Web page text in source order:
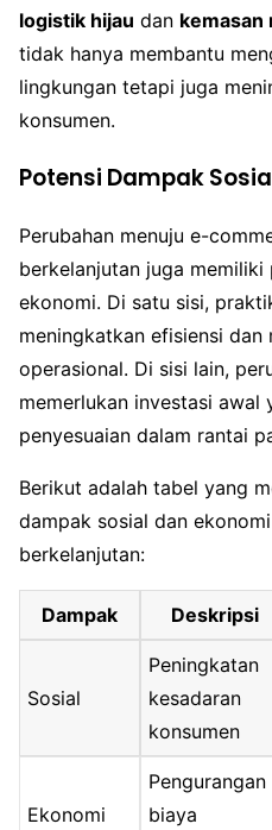
logistik hijau dan kemasan
tidak hanya membantu
lingkungan tetapi juga
konsumen.
Potensi Dampak
Perubahan menuju e-
berkelanjutan juga
ekonomi. Di satu sisi,
meningkatkan efisiensi dan
operasional. Di sisi lain,
memerlukan investasi awal
penyesuaian dalam rantai
Berikut adalah tabel yang
dampak sosial dan
berkelanjutan:
Dampak Deskripsi
Sosial
Peningkatan
kesadaran
konsumen
Ekonomi
Pengurangan
biaya